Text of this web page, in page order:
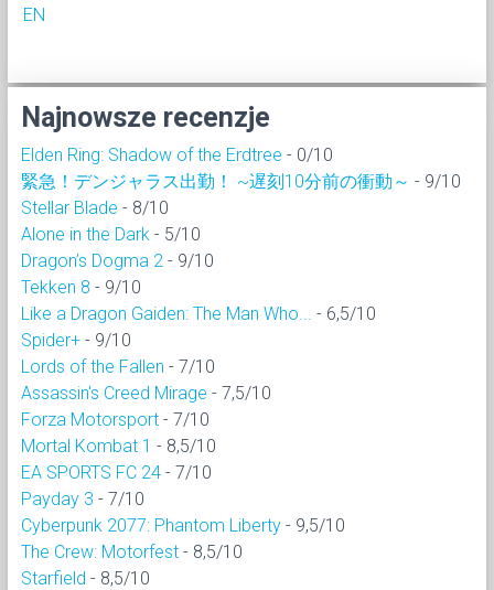
EN
Najnowsze recenzje
Elden Ring: Shadow of the Erdtree - 0/10
緊急！デンジャラス出勤！ ~遅刻10分前の衝動～ - 9/10
Stellar Blade - 8/10
Alone in the Dark - 5/10
Dragon’s Dogma 2 - 9/10
Tekken 8 - 9/10
Like a Dragon Gaiden: The Man Who...
- 6,5/10
Spider+ - 9/10
Lords of the Fallen - 7/10
Assassin's Creed Mirage - 7,5/10
Forza Motorsport - 7/10
Mortal Kombat 1 - 8,5/10
EA SPORTS FC 24 - 7/10
Payday 3 - 7/10
Cyberpunk 2077: Phantom Liberty - 9,5/10
The Crew: Motorfest - 8,5/10
Starfield - 8,5/10